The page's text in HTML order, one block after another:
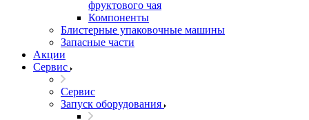
фруктового чая
Компоненты
Блистерные упаковочные машины
Запасные части
Акции
Сервис
Сервис
Запуск оборудования